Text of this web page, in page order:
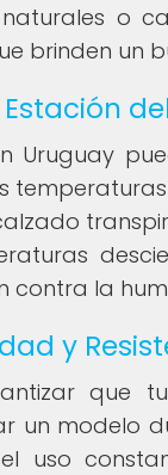
naturales o
brinden un
Uruguay
contra la
y
que
un modelo
uso